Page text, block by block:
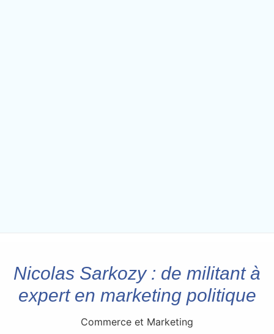
Nicolas Sarkozy : de militant à
expert en marketing politique
Commerce et Marketing